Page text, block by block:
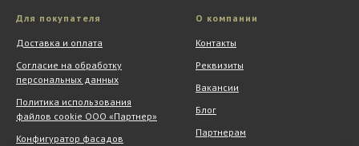
Для покупателя
Доставка и оплата
Согласие на обработку
персональных данных
Политика использования
файлов cookie ООО «Партнер»
Конфигуратор фасадов
О компании
Контакты
Реквизиты
Вакансии
Блог
Партнерам